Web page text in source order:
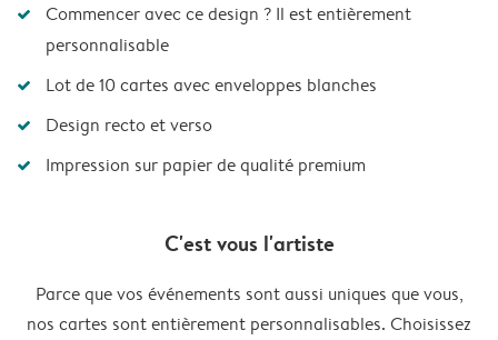
Commencer avec ce design ? Il est entièrement
personnalisable
Lot de 10 cartes avec enveloppes blanches
Design recto et verso
Impression sur papier de qualité premium
C'est vous l'artiste
Parce que vos événements sont aussi uniques que vous,
nos cartes sont entièrement personnalisables. Choisissez